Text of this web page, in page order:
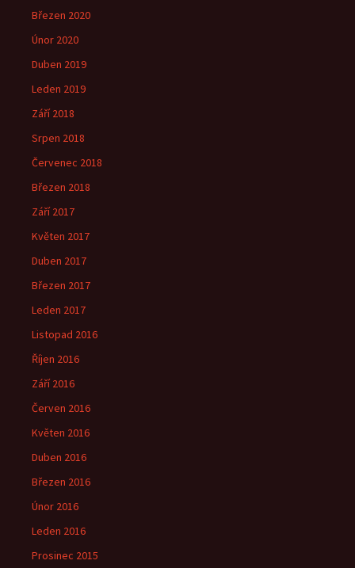
Březen 2020
Únor 2020
Duben 2019
Leden 2019
Září 2018
Srpen 2018
Červenec 2018
Březen 2018
Září 2017
Květen 2017
Duben 2017
Březen 2017
Leden 2017
Listopad 2016
Říjen 2016
Září 2016
Červen 2016
Květen 2016
Duben 2016
Březen 2016
Únor 2016
Leden 2016
Prosinec 2015